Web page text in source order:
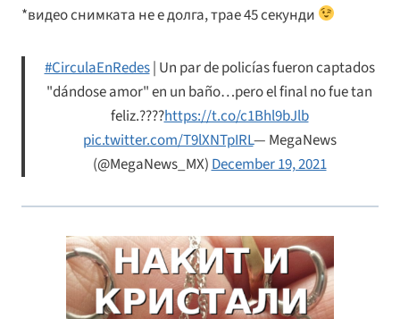
*видео снимката не е долга, трае 45 секунди
#CirculaEnRedes| Un par de policías fueron captados
"dándose amor" en un baño…pero el final no fue tan
feliz.????https://t.co/c1Bhl9bJlb
pic.twitter.com/T9lXNTpIRL— MegaNews
(@MegaNews_MX) December 19, 2021